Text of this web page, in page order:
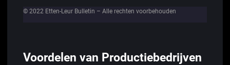
© 2022 Etten-Leur Bulletin – Alle rechten voorbehouden
Voordelen van Productiebedrijven